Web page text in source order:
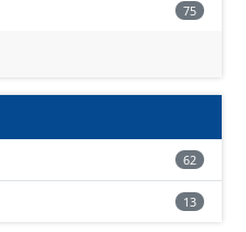
75
62
13